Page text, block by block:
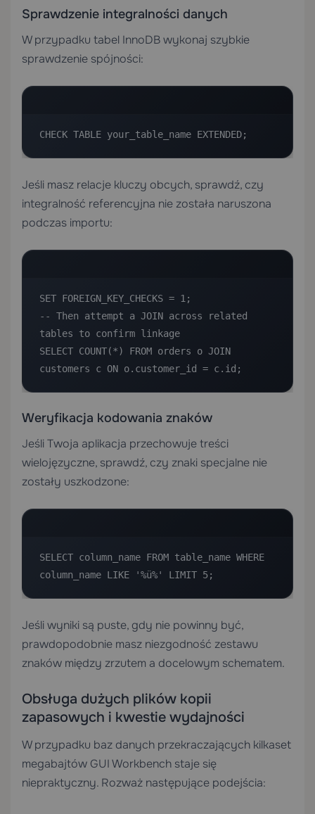
Sprawdzenie integralności danych
W przypadku tabel InnoDB wykonaj szybkie
sprawdzenie spójności:
CHECK TABLE your_table_name EXTENDED;
Jeśli masz relacje kluczy obcych, sprawdź, czy
integralność referencyjna nie została naruszona
podczas importu:
SET FOREIGN_KEY_CHECKS = 1;
-- Then attempt a JOIN across related
tables to confirm linkage
SELECT COUNT(*) FROM orders o JOIN
customers c ON o.customer_id = c.id;
Weryfikacja kodowania znaków
Jeśli Twoja aplikacja przechowuje treści
wielojęzyczne, sprawdź, czy znaki specjalne nie
zostały uszkodzone:
SELECT column_name FROM table_name WHERE
column_name LIKE '%ü%' LIMIT 5;
Jeśli wyniki są puste, gdy nie powinny być,
prawdopodobnie masz niezgodność zestawu
znaków między zrzutem a docelowym schematem.
Obsługa dużych plików kopii
zapasowych i kwestie wydajności
W przypadku baz danych przekraczających kilkaset
megabajtów GUI Workbench staje się
niepraktyczny. Rozważ następujące podejścia: